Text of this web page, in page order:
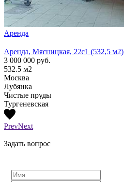
Аренда
Аренда, Мясницкая, 22с1 (532,5 м2)
3 000 000 руб.
532.5 м2
Москва
Лубянка
Чистые пруды
Тургеневская
PrevNext
Задать вопрос